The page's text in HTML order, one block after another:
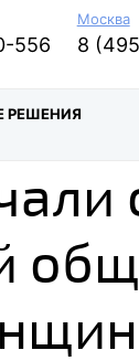
556
Москва
8
РЕШЕНИЯ